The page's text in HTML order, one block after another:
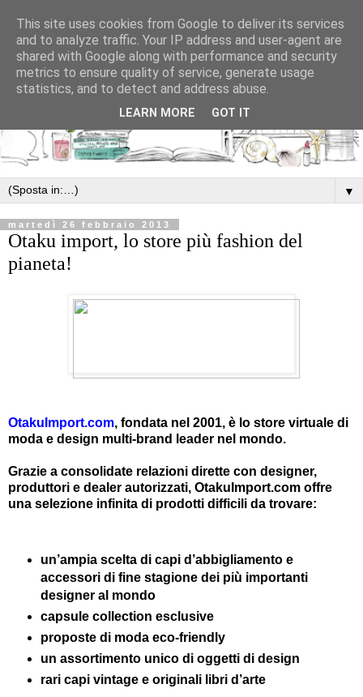
▼
martedì 26 febbraio 2013
Otaku import, lo store più fashion del
pianeta!
OtakuImport.com, fondata nel 2001, è lo store virtuale di
moda e design multi-brand leader nel mondo.
Grazie a consolidate relazioni dirette con designer,
produttori e dealer autorizzati, OtakuImport.com offre
una selezione infinita di prodotti difficili da trovare:
un’ampia scelta di capi d’abbigliamento e
accessori di fine stagione dei più importanti
designer al mondo
capsule collection esclusive
proposte di moda eco-friendly
un assortimento unico di oggetti di design
rari capi vintage e originali libri d’arte
This site uses cookies from Google to deliver its services
and to analyze traffic. Your IP address and user-agent are
shared with Google along with performance and security
metrics to ensure quality of service, generate usage
statistics, and to detect and address abuse.
LEARN MORE GOT IT